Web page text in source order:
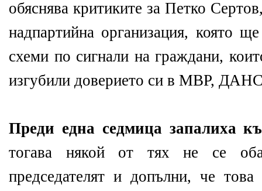
обяснява критиките за Петко
надпартийна организация, която
схеми по сигнали на граждани,
изгубили доверието си в МВР,
Преди една седмица запалиха
тогава някой от тях не се
председателят и допълни, че